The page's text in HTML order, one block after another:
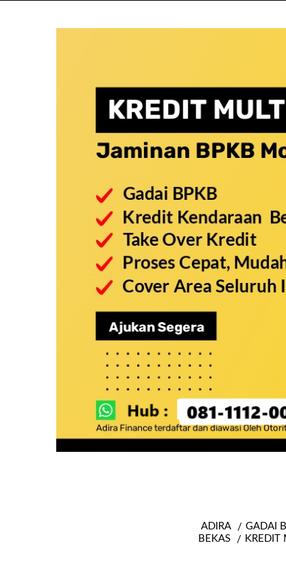
ADIRA GADAI
BEKAS
KREDIT